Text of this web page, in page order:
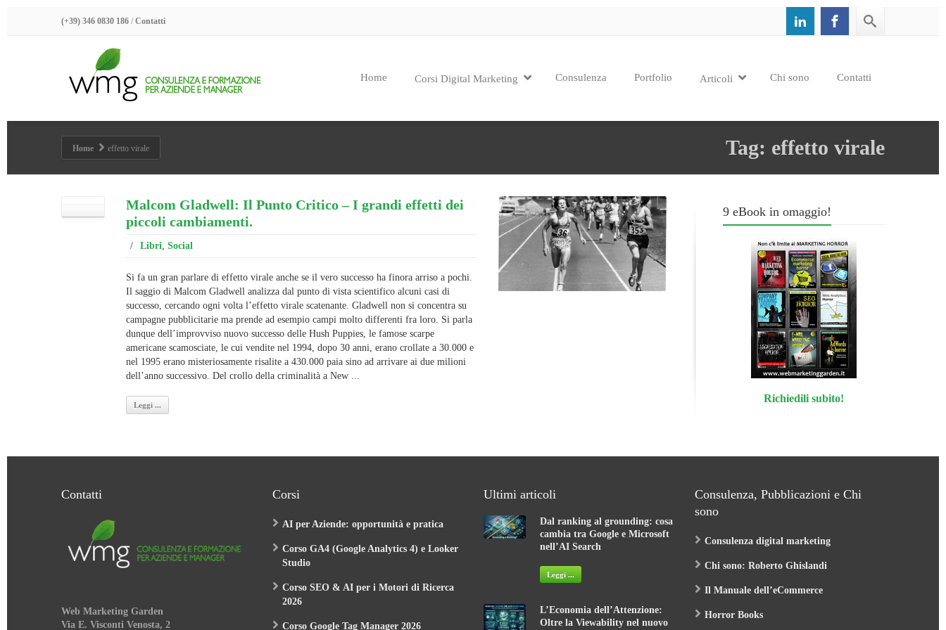
(+39) 346 0830 186 / Contatti
Home Corsi Digital Marketing Consulenza Portfolio Articoli Chi sono Contatti
Tag: effetto virale
Home effetto virale
Malcom Gladwell: Il Punto Critico – I grandi effetti dei
piccoli cambiamenti.
/ Libri, Social
Si fa un gran parlare di effetto virale anche se il vero successo ha finora arriso a pochi.
Il saggio di Malcom Gladwell analizza dal punto di vista scientifico alcuni casi di
successo, cercando ogni volta l’effetto virale scatenante. Gladwell non si concentra su
campagne pubblicitarie ma prende ad esempio campi molto differenti fra loro. Si parla
dunque dell’improvviso nuovo successo delle Hush Puppies, le famose scarpe
americane scamosciate, le cui vendite nel 1994, dopo 30 anni, erano crollate a 30.000 e
nel 1995 erano misteriosamente risalite a 430.000 paia sino ad arrivare ai due milioni
dell’anno successivo. Del crollo della criminalità a New ...
Leggi ...
9 eBook in omaggio!
Richiedili subito!
Contatti
Web Marketing Garden
Via E. Visconti Venosta, 2
Corsi
AI per Aziende: opportunità e pratica
Corso GA4 (Google Analytics 4) e Looker
Studio
Corso SEO & AI per i Motori di Ricerca
2026
Corso Google Tag Manager 2026
Ultimi articoli
Dal ranking al grounding: cosa
cambia tra Google e Microsoft
nell’AI Search
Leggi ...
L’Economia dell’Attenzione:
Oltre la Viewability nel nuovo
Consulenza, Pubblicazioni e Chi
sono
Consulenza digital marketing
Chi sono: Roberto Ghislandi
Il Manuale dell’eCommerce
Horror Books